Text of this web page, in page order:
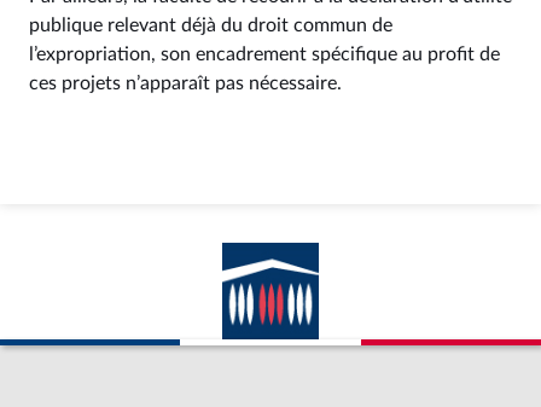
publique relevant déjà du droit commun de
l’expropriation, son encadrement spécifique au profit de
ces projets n’apparaît pas nécessaire.